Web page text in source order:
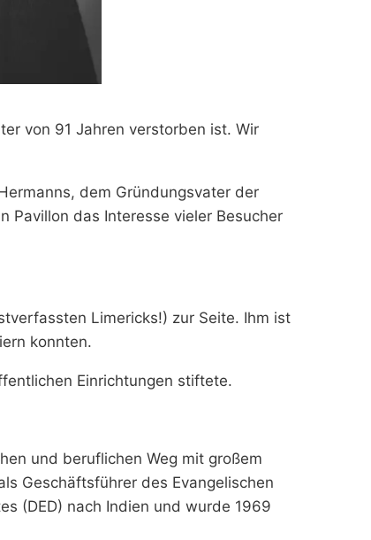
von 91 Jahren verstorben ist. Wir
dem Gründungsvater der
Pavillon das Interesse vieler Besucher
Limericks!) zur Seite. Ihm ist
konnten.
Einrichtungen stiftete.
und beruflichen Weg mit großem
Geschäftsführer des Evangelischen
(DED) nach Indien und wurde 1969